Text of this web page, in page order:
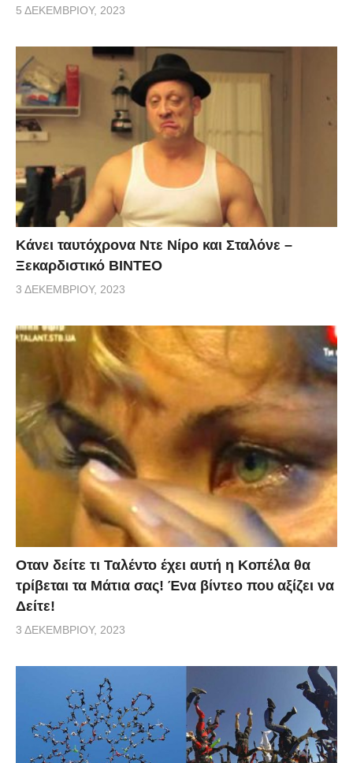
5 ΔΕΚΕΜΒΡΊΟΥ, 2023
Κάνει ταυτόχρονα Ντε Νίρο και Σταλόνε –
Ξεκαρδιστικό ΒΙΝΤΕΟ
3 ΔΕΚΕΜΒΡΊΟΥ, 2023
Οταν δείτε τι Ταλέντο έχει αυτή η Κοπέλα θα
τρίβεται τα Μάτια σας! Ένα βίντεο που αξίζει να
Δείτε!
3 ΔΕΚΕΜΒΡΊΟΥ, 2023